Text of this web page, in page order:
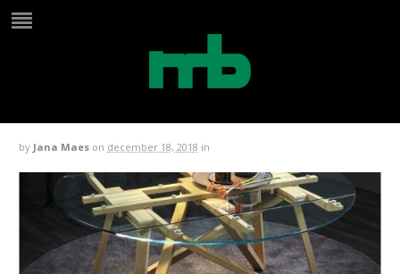
wings tafel special edition slider
by Jana Maes on december 18, 2018 in